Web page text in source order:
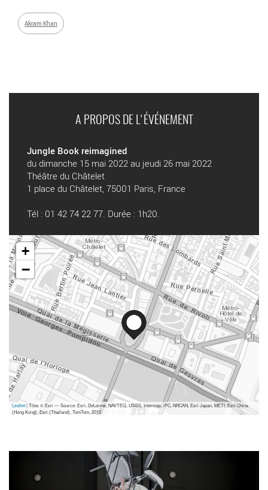
Akram Khan
A PROPOS DE L'ÉVÉNEMENT
Jungle Book reimagined
du dimanche 15 mai 2022 au jeudi 26 mai 2022
Théâtre du Châtelet
1 place du Châtelet, 75001 Paris, France
Tél : 01 42 74 22 77. Durée : 1h20.
+
−
Leaflet| Tiles © Esri — Source: Esri, DeLorme, NAVTEQ, USGS, Intermap, iPC, NRCAN, Esri Japan, METI, Esri China
(Hong Kong), Esri (Thailand), TomTom, 2012